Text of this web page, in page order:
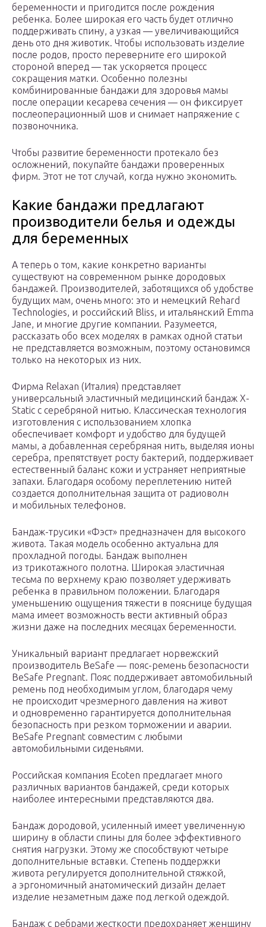
беременности и пригодится после рождения
ребенка. Более широкая его часть будет отлично
поддерживать спину, а узкая — увеличивающийся
день ото дня животик. Чтобы использовать изделие
после родов, просто переверните его широкой
стороной вперед — так ускоряется процесс
сокращения матки. Особенно полезны
комбинированные бандажи для здоровья мамы
после операции кесарева сечения — он фиксирует
послеоперационный шов и снимает напряжение с
позвоночника.
Чтобы развитие беременности протекало без
осложнений, покупайте бандажи проверенных
фирм. Этот не тот случай, когда нужно экономить.
Какие бандажи предлагают
производители белья и одежды
для беременных
А теперь о том, какие конкретно варианты
существуют на современном рынке дородовых
бандажей. Производителей, заботящихся об удобстве
будущих мам, очень много: это и немецкий Rehard
Technologies, и российский Bliss, и итальянский Emma
Jane, и многие другие компании. Разумеется,
рассказать обо всех моделях в рамках одной статьи
не представляется возможным, поэтому остановимся
только на некоторых из них.
Фирма Relaxan (Италия) представляет
универсальный эластичный медицинский бандаж X-
Static с серебряной нитью. Классическая технология
изготовления с использованием хлопка
обеспечивает комфорт и удобство для будущей
мамы, а добавленная серебряная нить, выделяя ионы
серебра, препятствует росту бактерий, поддерживает
естественный баланс кожи и устраняет неприятные
запахи. Благодаря особому переплетению нитей
создается дополнительная защита от радиоволн
и мобильных телефонов.
Бандаж-трусики «Фэст» предназначен для высокого
живота. Такая модель особенно актуальна для
прохладной погоды. Бандаж выполнен
из трикотажного полотна. Широкая эластичная
тесьма по верхнему краю позволяет удерживать
ребенка в правильном положении. Благодаря
уменьшению ощущения тяжести в пояснице будущая
мама имеет возможность вести активный образ
жизни даже на последних месяцах беременности.
Уникальный вариант предлагает норвежский
производитель BeSafe — пояс-ремень безопасности
BeSafe Pregnant. Пояс поддерживает автомобильный
ремень под необходимым углом, благодаря чему
не происходит чрезмерного давления на живот
и одновременно гарантируется дополнительная
безопасность при резком торможении и аварии.
BeSafe Pregnant совместим с любыми
автомобильными сиденьями.
Российская компания Ecoten предлагает много
различных вариантов бандажей, среди которых
наиболее интересными представляются два.
Бандаж дородовой, усиленный имеет увеличенную
ширину в области спины для более эффективного
снятия нагрузки. Этому же способствуют четыре
дополнительные вставки. Степень поддержки
живота регулируется дополнительной стяжкой,
а эргономичный анатомический дизайн делает
изделие незаметным даже под легкой одеждой.
Бандаж с ребрами жесткости предохраняет женщину